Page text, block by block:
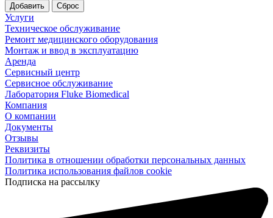
Услуги
Техническое обслуживание
Ремонт медицинского оборудования
Монтаж и ввод в эксплуатацию
Аренда
Сервисный центр
Сервисное обслуживание
Лаборатория Fluke Biomedical
Компания
О компании
Документы
Отзывы
Реквизиты
Политика в отношении обработки персональных данных
Политика использования файлов cookie
Подписка на рассылку